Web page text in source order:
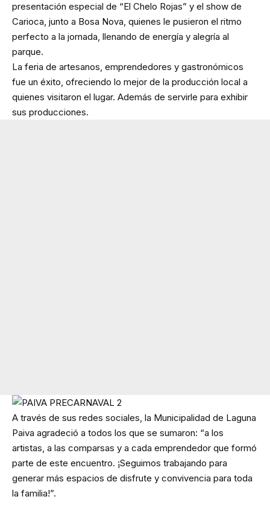
presentación especial de “El Chelo Rojas” y el show de
Carioca, junto a Bosa Nova, quienes le pusieron el ritmo
perfecto a la jornada, llenando de energía y alegría al
parque.
La feria de artesanos, emprendedores y gastronómicos
fue un éxito, ofreciendo lo mejor de la producción local a
quienes visitaron el lugar. Además de servirle para exhibir
sus producciones.
A través de sus redes sociales, la Municipalidad de Laguna
Paiva agradeció a todos los que se sumaron: “a los
artistas, a las comparsas y a cada emprendedor que formó
parte de este encuentro. ¡Seguimos trabajando para
generar más espacios de disfrute y convivencia para toda
la familia!”.